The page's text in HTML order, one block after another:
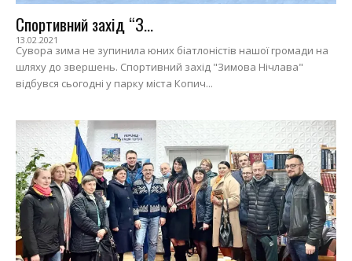
Спортивний захід “З...
13.02.2021
Сувора зима не зупинила юних біатлоністів нашої громади на
шляху до звершень. Спортивний захід "Зимова Нічлава"
відбувся сьогодні у парку міста Копич...